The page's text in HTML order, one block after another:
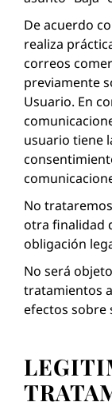
De acuerdo
realiza
correos
previamente
Usuario. En
usuario tiene
No
otra finalidad
obligación
No será
tratamientos
efectos sobre